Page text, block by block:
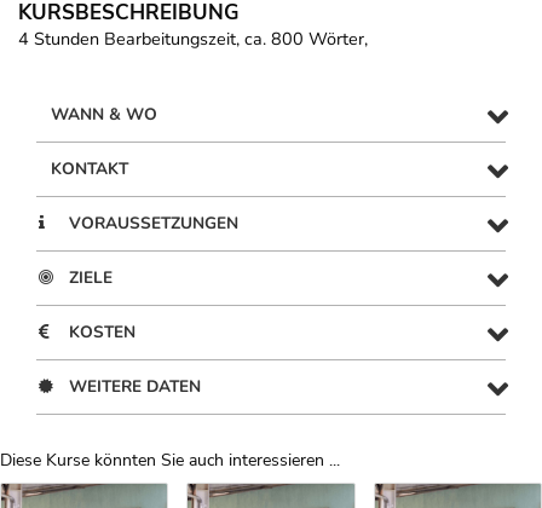
KURSBESCHREIBUNG
4 Stunden Bearbeitungszeit, ca. 800 Wörter,
WANN & WO
KONTAKT
VORAUSSETZUNGEN
ZIELE
KOSTEN
WEITERE DATEN
Diese Kurse könnten Sie auch interessieren ...
Uber Weiterbildungsvorschläge